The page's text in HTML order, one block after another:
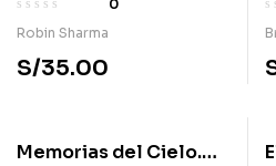
suferrari
0
Robin Sharma
S/35.00
Memorias del Cielo.